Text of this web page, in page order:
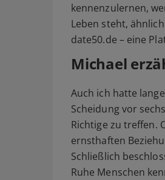
kennenzulernen,
Leben steht,
date50.de – eine
Michael
Auch ich hatte
Scheidung vor
Richtige zu treffen.
ernsthaften
Schließlich
Ruhe Menschen